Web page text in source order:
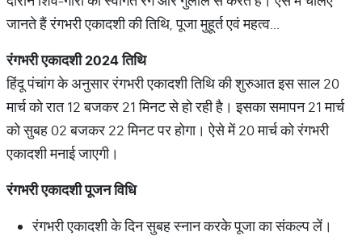
जानते हैं रंगभरी एकादशी की तिथि, पूजा मुहूर्त एवं महत्व...
रंगभरीएकादशी2024तिथि
हिंदू पंचांग के अनुसार रंगभरी एकादशी तिथि की शुरुआत इस साल 20
मार्च को रात 12 बजकर 21 मिनट से हो रही है। इसका समापन 21 मार्च
को सुबह 02 बजकर 22 मिनट पर होगा। ऐसे में 20 मार्च को रंगभरी
एकादशी मनाई जाएगी।
रंगभरीएकादशीपूजनविधि
रंगभरी एकादशी के दिन सुबह स्नान करके पूजा का संकल्प लें।